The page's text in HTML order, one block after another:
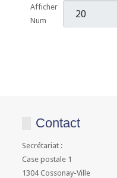
Afficher
Num
Contact
Secrétariat :
Case postale 1
1304 Cossonay-Ville